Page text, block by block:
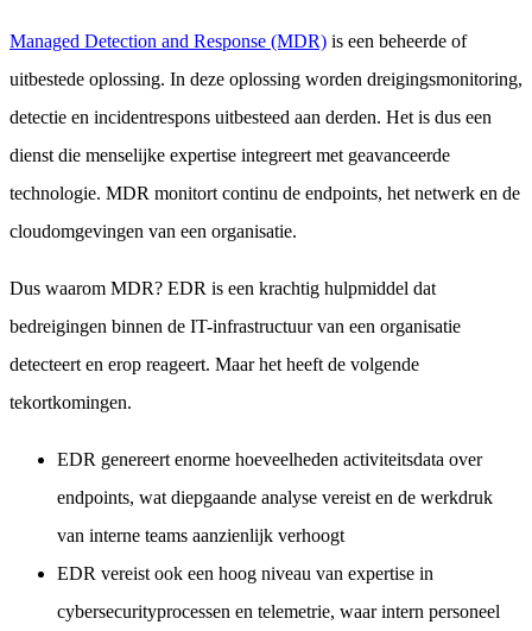
Managed Detection and Response (MDR) is een beheerde of
uitbestede oplossing. In deze oplossing worden dreigingsmonitoring,
detectie en incidentrespons uitbesteed aan derden. Het is dus een
dienst die menselijke expertise integreert met geavanceerde
technologie. MDR monitort continu de endpoints, het netwerk en de
cloudomgevingen van een organisatie.
Dus waarom MDR? EDR is een krachtig hulpmiddel dat
bedreigingen binnen de IT-infrastructuur van een organisatie
detecteert en erop reageert. Maar het heeft de volgende
tekortkomingen.
EDR genereert enorme hoeveelheden activiteitsdata over
endpoints, wat diepgaande analyse vereist en de werkdruk
van interne teams aanzienlijk verhoogt
EDR vereist ook een hoog niveau van expertise in
cybersecurityprocessen en telemetrie, waar intern personeel